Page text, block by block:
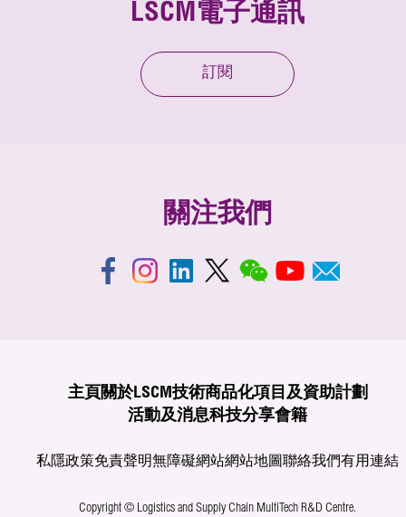
LSCM電子通訊
訂閱
關注我們
主頁關於LSCM技術商品化項目及資助計劃
活動及消息科技分享會籍
私隱政策免責聲明無障礙網站網站地圖聯絡我們有用連結
Copyright © Logistics and Supply Chain MultiTech R&D Centre.